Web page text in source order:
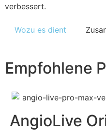
verbessert.
Wozu es dient
Empfohlene
AngioLive